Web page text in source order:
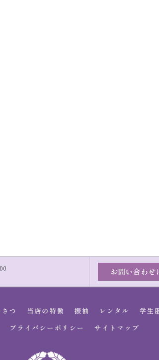
お問い合わせ
つ 当店の特徴 振袖 レンタル 学生
プライバシーポリシー サイトマップ